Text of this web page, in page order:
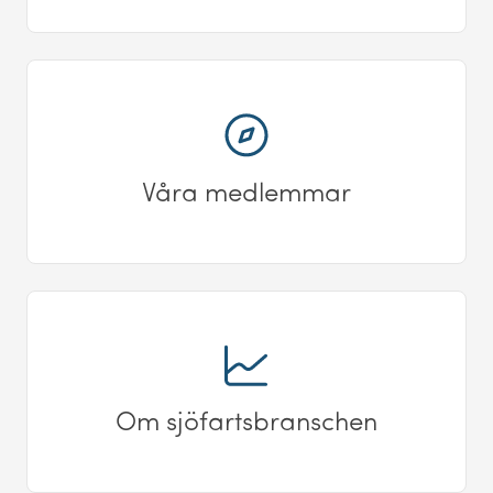
Våra medlemmar
Om sjöfartsbranschen